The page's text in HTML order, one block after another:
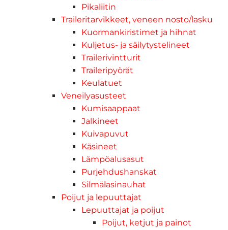
Pikaliitin
Traileritarvikkeet, veneen nosto/lasku
Kuormankiristimet ja hihnat
Kuljetus- ja säilytystelineet
Trailerivintturit
Traileripyörät
Keulatuet
Veneilyasusteet
Kumisaappaat
Jalkineet
Kuivapuvut
Käsineet
Lämpöalusasut
Purjehdushanskat
Silmälasinauhat
Poijut ja lepuuttajat
Lepuuttajat ja poijut
Poijut, ketjut ja painot